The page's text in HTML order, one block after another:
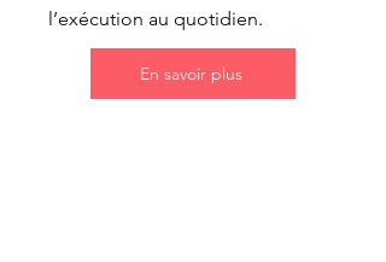
l’exécution au quotidien.
En savoir plus